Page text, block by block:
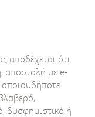
αποδέχεται ότι
αποστολή με e-
δυσφημιστικό ή